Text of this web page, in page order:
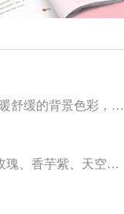
灵感源于莫兰迪色系与极简主义设计，温暖舒缓的背景色彩，搭配色彩妍丽的花艺，与现代简约的曲面背景，构筑一个温柔宁静、格调高雅的空间。
灵感源于周杰伦的歌曲《Mojito》，花园玫瑰、香芋紫、天空蓝等色彩碰撞出的热带风情，在多层次空间下大方异域光彩。因为遇见了爱情，整个世界都变得五彩斑斓。